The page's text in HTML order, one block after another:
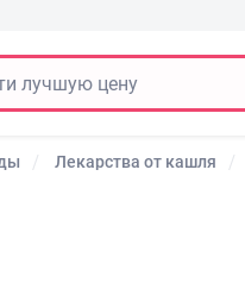
Лекарства от кашля